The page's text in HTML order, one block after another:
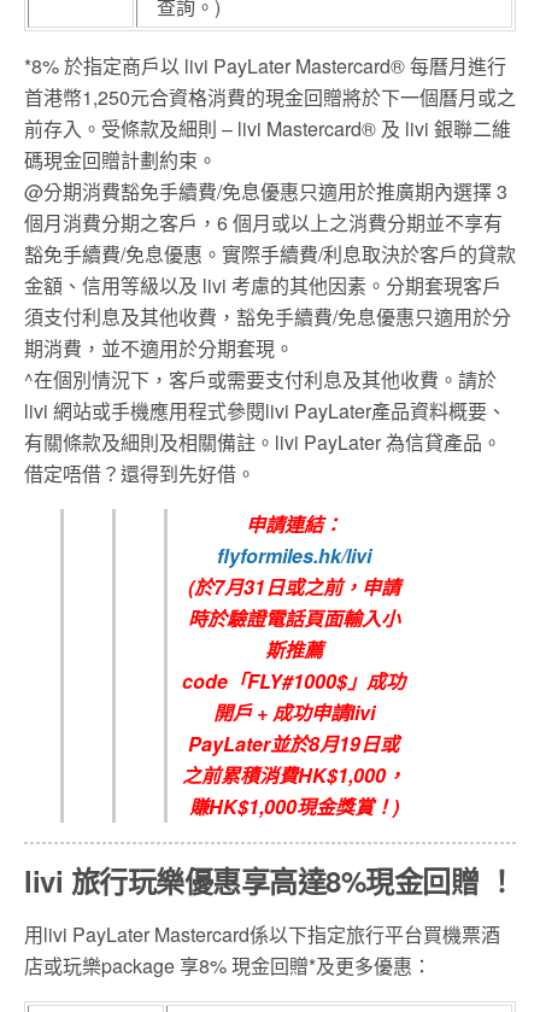
查詢。)
*8% 於指定商戶以 livi PayLater Mastercard® 每曆月進行
首港幣1,250元合資格消費的現金回贈將於下一個曆月或之
前存入。受條款及細則 – livi Mastercard® 及 livi 銀聯二維
碼現金回贈計劃約束。
@分期消費豁免手續費/免息優惠只適用於推廣期內選擇 3
個月消費分期之客戶，6 個月或以上之消費分期並不享有
豁免手續費/免息優惠。實際手續費/利息取決於客戶的貸款
金額、信用等級以及 livi 考慮的其他因素。分期套現客戶
須支付利息及其他收費，豁免手續費/免息優惠只適用於分
期消費，並不適用於分期套現。
^在個別情況下，客戶或需要支付利息及其他收費。請於
livi 網站或手機應用程式參閱livi PayLater產品資料概要、
有關條款及細則及相關備註。livi PayLater 為信貸產品。
借定唔借？還得到先好借。
申請連結：
flyformiles.hk/livi
(於7月31日或之前，申請
時於驗證電話頁面輸入小
斯推薦
code 「FLY#1000$」成功
開戶+成功申請livi
PayLater並於8月19日或
之前累積消費HK$1,000，
賺HK$1,000現金獎賞！)
livi 旅行玩樂優惠享高達8%現金回贈 ！
用livi PayLater Mastercard係以下指定旅行平台買機票酒
店或玩樂package 享8% 現金回贈*及更多優惠：